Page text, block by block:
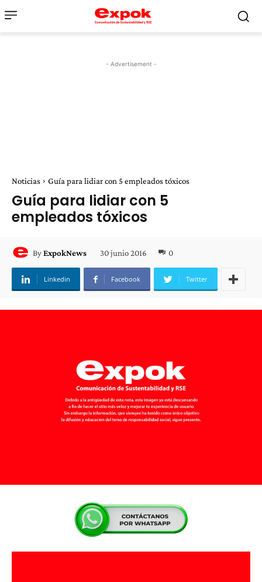
- Advertisement -
Noticias Guía para lidiar con 5 empleados tóxicos
Guía para lidiar con 5
empleados tóxicos
ByExpokNews 30 junio 2016 0
Linkedin Facebook Twitter